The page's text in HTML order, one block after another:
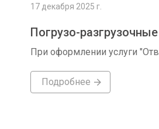
17 декабря 2025 г.
Погрузо-
При оформлении услуги
Подробнее